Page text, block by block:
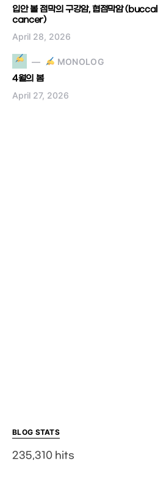
입안 볼 점막의 구강암, 협점막암
cancer)
April 28, 2026
MONOLOG
4월의 봄
April 27, 2026
BLOG STATS
235,310 hits